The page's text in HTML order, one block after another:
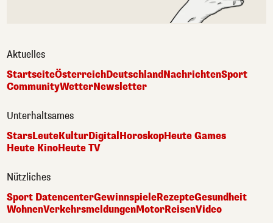
Aktuelles
StartseiteÖsterreichDeutschlandNachrichtenSport
CommunityWetterNewsletter
Unterhaltsames
StarsLeuteKulturDigital HoroskopHeute Games
Heute KinoHeute TV
Nützliches
Sport DatencenterGewinnspieleRezepteGesundheit
WohnenVerkehrsmeldungenMotorReisenVideo